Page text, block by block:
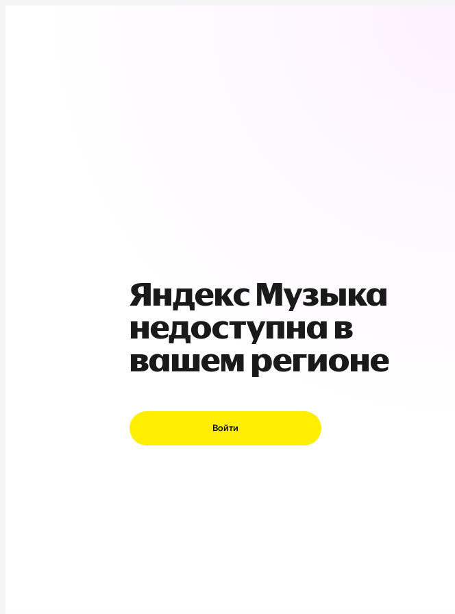
Яндекс Музыка
недоступна в
вашем регионе
Войти